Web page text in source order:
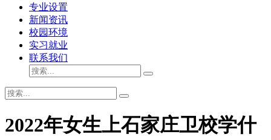
专业设置
新闻资讯
校园环境
实习就业
联系我们
2022年女生上石家庄卫校学什